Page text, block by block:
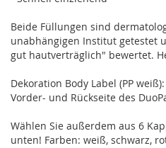
Beide Füllungen sind
unabhängigen Institut getestet
gut hautverträglich" bewertet.
Dekoration Body Label (PP
Vorder- und Rückseite des
Wählen Sie außerdem aus 6
unten! Farben: weiß, schwarz,